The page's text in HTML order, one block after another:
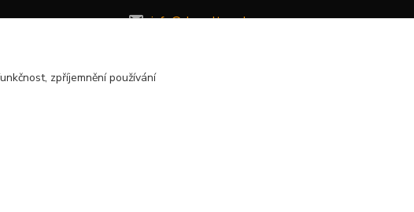
info@dewalt-praha.cz
zpříjemnění používání